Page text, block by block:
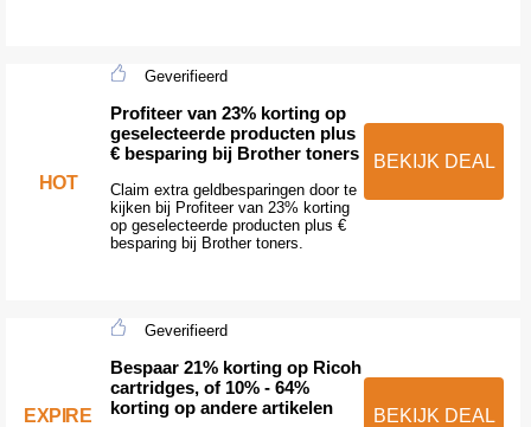
HOT
Geverifieerd
Profiteer van 23% korting op
geselecteerde producten plus
€ besparing bij Brother toners
Claim extra geldbesparingen door te
kijken bij Profiteer van 23% korting
op geselecteerde producten plus €
besparing bij Brother toners.
BEKIJK DEAL
EXPIRE
Geverifieerd
Bespaar 21% korting op Ricoh
cartridges, of 10% - 64%
korting op andere artikelen
BEKIJK DEAL